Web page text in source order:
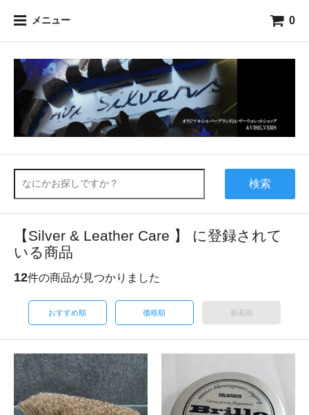
メニュー 0
検索
【Silver & Leather Care 】 に登録されて
いる商品
12件の商品が見つかりました
おすすめ順 価格順 新着順